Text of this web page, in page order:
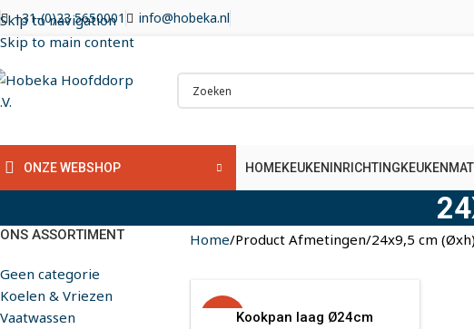
Skip to navigation
Skip to main content
+31-(0)23 5650001 info@hobeka.nl
ONZE WEBSHOP HOMEKEUKENINRICHTING
ONS ASSORTIMENT
Geen categorie
Koelen & Vriezen
Vaatwassen
Home Product Afmetingen 24x9,5 cm (Øxh)
-15%Kookpan laag Ø24cm